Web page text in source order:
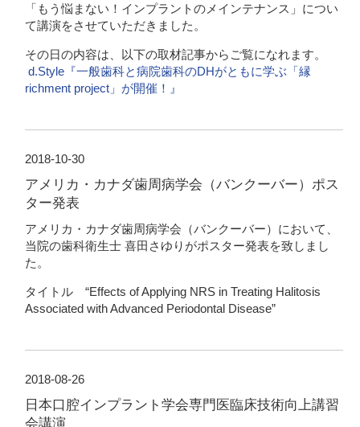
「もう悩まない！インプラントのメインテナンス」につい
て講演をさせていただきました。
その日の内容は、以下の取材記事からご覧になれます。
d.Style『一般歯科と病院歯科のDHがともに学ぶ「縁
richment project」が開催！』
2018-10-30
アメリカ・カナダ歯周病学会（バンクーバー）ポス
ター発表
アメリカ・カナダ歯周病学会（バンクーバー）において、
当院の歯科衛生士 喜田さゆりがポスター発表を致しまし
た。
タイトル “Effects of Applying NRS in Treating Halitosis
Associated with Advanced Periodontal Disease”
2018-08-26
日本口腔インプラント学会専門医臨床技術向上講習
会講演